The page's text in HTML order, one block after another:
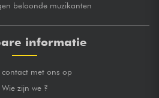
beloonde muzikanten
informatie
contact met ons op
Wie zijn we ?